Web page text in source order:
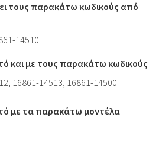
τους παρακάτω κωδικούς από
14510
και με τους παρακάτω κωδικούς
16861-14513, 16861-14500
με τα παρακάτω μοντέλα